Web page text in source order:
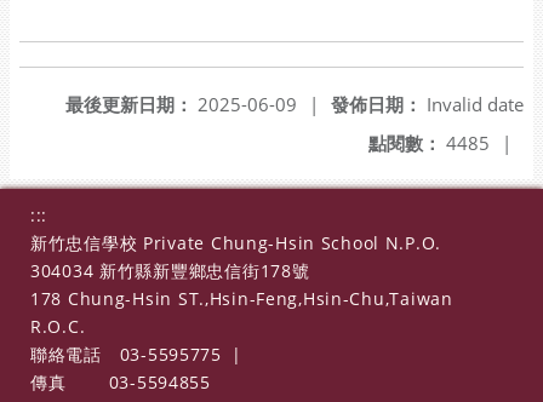
發佈日期： Invalid date
最後更新日期： 2025-06-09
|
點閱數： 4485 |
:::
新竹忠信學校 Private Chung-Hsin School N.P.O.
304034 新竹縣新豐鄉忠信街178號
178 Chung-Hsin ST.,Hsin-Feng,Hsin-Chu,Taiwan
R.O.C.
聯絡電話
03-5595775
|
傳真
03-5594855